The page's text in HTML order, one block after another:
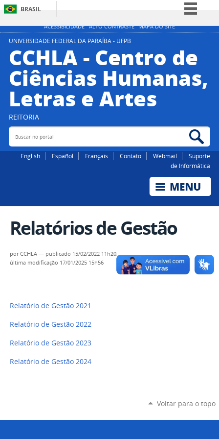
ACESSIBILIDADE ALTO CONTRASTE MAPA DO SITE
BRASIL
Simplifique!
Participe
Legislação
Canais
UNIVERSIDADE FEDERAL DA PARAÍBA - UFPB
CCHLA - Centro de
Ciências Humanas,
Letras e Artes
REITORIA
Buscar no portal
English Español Français Contato Webmail
Suporte
de Informática
Relatórios de Gestão
porCCHLA — publicado 15/02/2022 11h20,
última modificação 17/01/2025 15h56
Relatório de Gestão 2021
Relatório de Gestão 2022
Relatório de Gestão 2023
Relatório de Gestão 2024
Voltar para o topo